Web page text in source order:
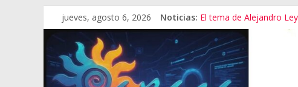
jueves, agosto 6, 2026 Noticias: El tema de Alejandro
Promete SEGOB
Bajo amenazas,
“Amenazamos, no
Banda de fraudes